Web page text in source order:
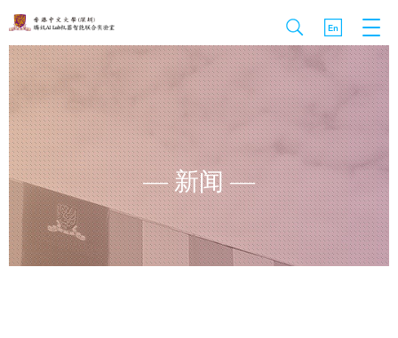
— 新闻 —